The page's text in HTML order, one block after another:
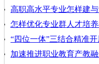
高职高水平专业怎样建
怎样优化专业群人才培
“四位一体”三结合精准
加速推进职业教育产教